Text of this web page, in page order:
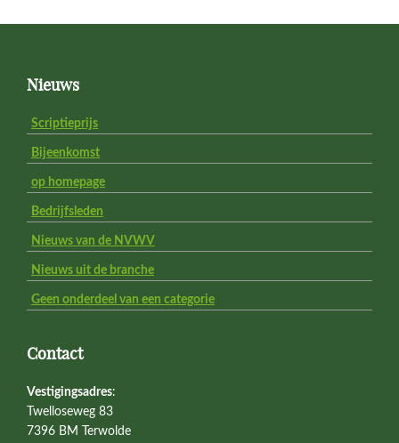
FooterNieuws
Scriptieprijs
Bijeenkomst
op homepage
Bedrijfsleden
Nieuws van de NVWV
Nieuws uit de branche
Geen onderdeel van een categorie
Contact
Vestigingsadres:
Twelloseweg 83
7396 BM Terwolde